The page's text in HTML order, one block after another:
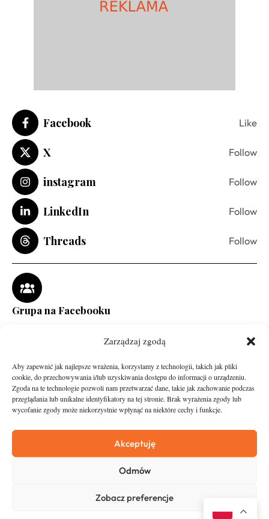
Zarządzaj zgodą
Aby zapewnić jak najlepsze wrażenia, korzystamy z technologii, takich jak pliki
cookie, do przechowywania i/lub uzyskiwania dostępu do informacji o urządzeniu.
Zgoda na te technologie pozwoli nam przetwarzać dane, takie jak zachowanie podczas
przeglądania lub unikalne identyfikatory na tej stronie. Brak wyrażenia zgody lub
wycofanie zgody może niekorzystnie wpłynąć na niektóre cechy i funkcje.
Akceptuję
Odmów
Zobacz preferencje
Facebook Like
X Follow
instagram Follow
LinkedIn Follow
Threads Follow
Grupa na Facebooku
Asfalt
O nas
Zostań Patronem
Kontakt